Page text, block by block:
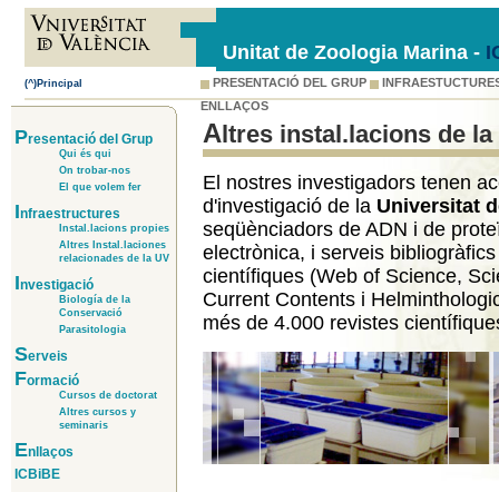
Unitat de Zoologia Marina -
(^)Principal PRESENTACIÓ DEL GRUP
ENLLAÇOS
Presentació del Grup
Qui és qui
On trobar-nos
El que volem fer
Infraestructures
Instal.lacions propies
Altres Instal.laciones
relacionades de la UV
Investigació
Biología de la
Conservació
Parasitologia
Serveis
Formació
Cursos de doctorat
Altres cursos y
seminaris
Enllaços
ICBiBE
Altres instal.lacions de
El nostres investigadors tenen
d'investigació de la Universitat
seqüènciadors de ADN i de
electrònica, i serveis
científiques (Web of Science,
Current Contents i
més de 4.000 revistes